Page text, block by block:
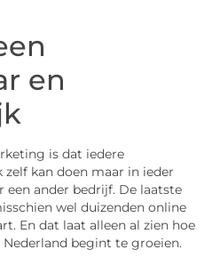
en
is dat iedere
kan doen maar in ieder
een ander bedrijf. De laatste
wel duizenden online
En dat laat alleen al zien hoe
begint te groeien.